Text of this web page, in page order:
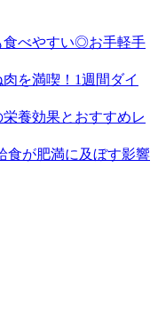
食べやすい◎お手軽手
を満喫！1週間ダイ
養効果とおすすめレ
食が肥満に及ぼす影響